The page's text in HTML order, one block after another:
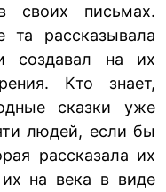
своих письмах.
та рассказывала
создавал на их
Кто знает,
сказки уже
людей, если бы
рассказала их
на века в виде